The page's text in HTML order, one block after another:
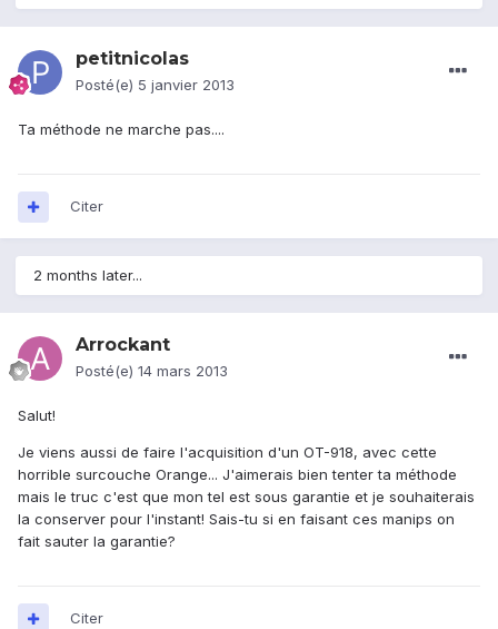
petitnicolas
Posté(e) 5 janvier 2013
Ta méthode ne marche pas....
Citer
2 months later...
Arrockant
Posté(e) 14 mars 2013
Salut!
Je viens aussi de faire l'acquisition d'un OT-918, avec cette
horrible surcouche Orange... J'aimerais bien tenter ta méthode
mais le truc c'est que mon tel est sous garantie et je souhaiterais
la conserver pour l'instant! Sais-tu si en faisant ces manips on
fait sauter la garantie?
Citer